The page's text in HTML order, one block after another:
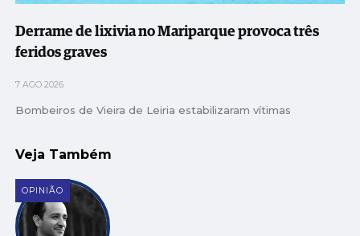
Derrame de lixivia no Mariparque provoca três
feridos graves
7 AGO 2026
Bombeiros de Vieira de Leiria estabilizaram vítimas
Veja Também
OPINIÃO